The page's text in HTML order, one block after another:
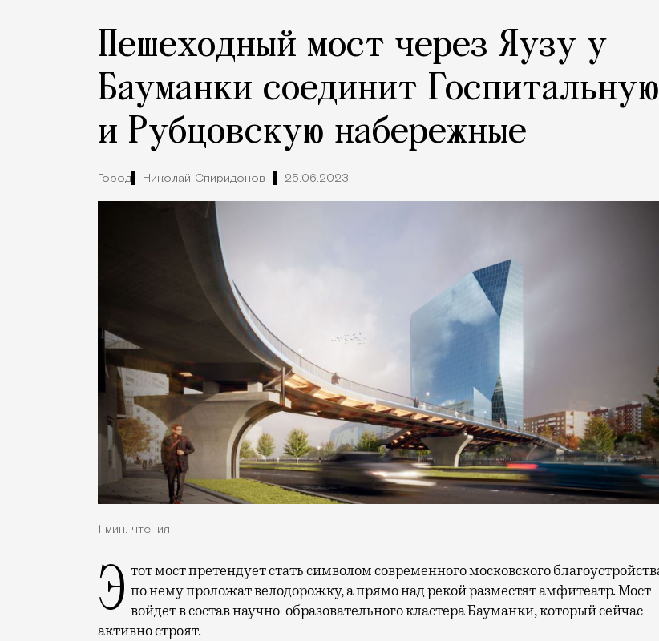
Пешеходный мост через Яузу у
Бауманки соединит Госпитальную
и Рубцовскую набережные
Город Николай Спиридонов 25.06.2023
1 мин. чтения
Этот мост претендует стать символом современного московского благоустройства: по нему проложат велодорожку, а прямо над рекой разместят амфитеатр. Мост
войдет в состав научно-образовательного кластера Бауманки, который сейчас
активно строят.